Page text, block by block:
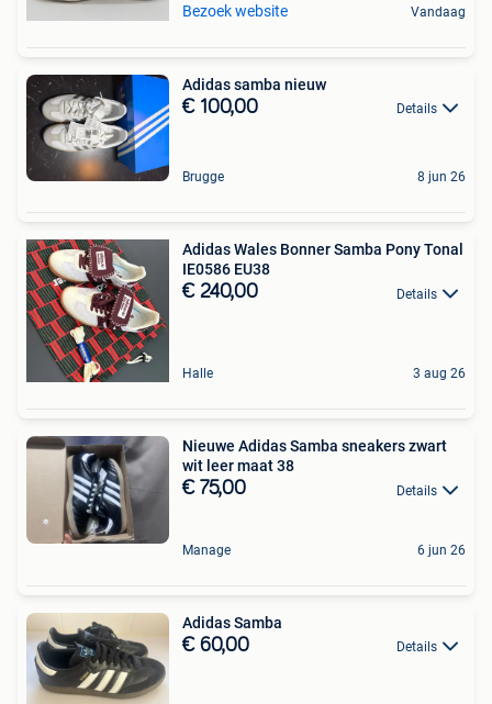
Bezoek website Vandaag
Adidas samba nieuw
€ 100,00 Details
Brugge 8 jun 26
Adidas Wales Bonner Samba Pony Tonal
IE0586 EU38
€ 240,00 Details
Halle 3 aug 26
Nieuwe Adidas Samba sneakers zwart
wit leer maat 38
€ 75,00 Details
Manage 6 jun 26
Adidas Samba
€ 60,00 Details